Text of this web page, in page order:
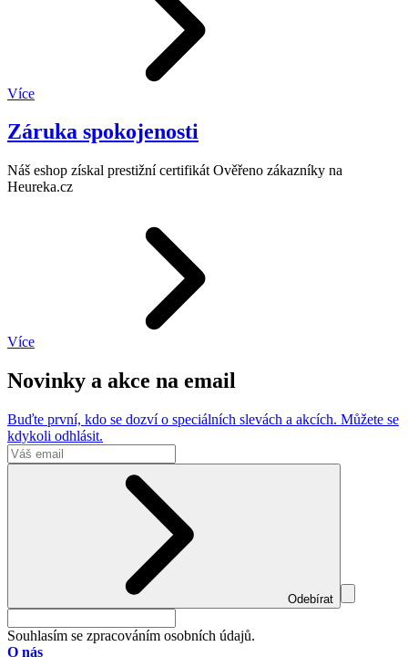
Více
Záruka spokojenosti
Náš eshop získal prestižní certifikát Ověřeno zákazníky na
Heureka.cz
Více
Novinky a akce na email
Buďte první, kdo se dozví o speciálních slevách a akcích. Můžete se
kdykoli odhlásit.
Odebírat
Souhlasím se zpracováním osobních údajů.
O nás